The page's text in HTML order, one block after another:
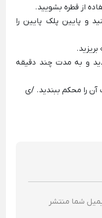
از قطره بشویید.
و پایین پلک پایین را
و به مدت چند دقیقه
آن را محکم ببندید. /ی
شما منتشر